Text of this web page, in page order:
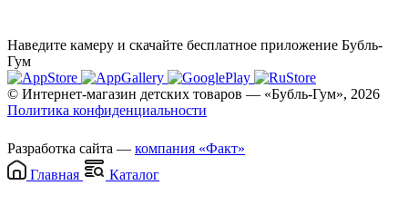
Наведите камеру и скачайте бесплатное приложение Бубль-
Гум
© Интернет-магазин детских товаров — «Бубль-Гум», 2026
Политика конфиденциальности
Разработка сайта — компания «Факт»
Главная
Каталог